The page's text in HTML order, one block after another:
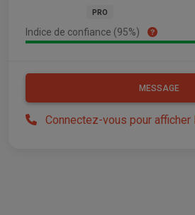
PRO
Indice de confiance (95%)
MESSAGE
Connectez-vous pour afficher